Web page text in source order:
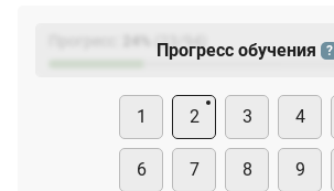
(23
Прогресс обучения ?
1 2 3 4
6 7 8 9